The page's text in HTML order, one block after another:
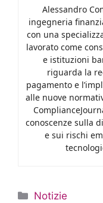
Alessandro
ingegneria
con una
lavorato come
e istituzioni
riguarda la
pagamento e
alle nuove
conoscenze sulla
e sui rischi
Categorie
Notizie